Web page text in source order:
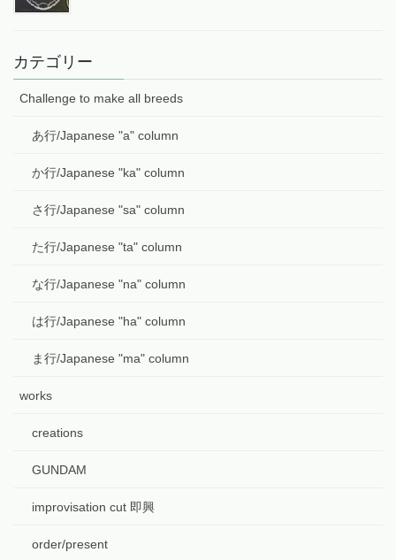
カテゴリー
Challenge to make all breeds
あ行/Japanese "a" column
か行/Japanese "ka" column
さ行/Japanese "sa" column
た行/Japanese "ta" column
な行/Japanese "na" column
は行/Japanese "ha" column
ま行/Japanese "ma" column
works
creations
GUNDAM
improvisation cut 即興
order/present